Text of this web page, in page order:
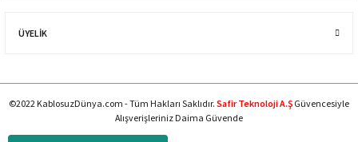
ÜYELİK
©2022 KablosuzDünya.com - Tüm Hakları Saklıdır. Safir Teknoloji A.Ş Güvencesiyle
Alışverişleriniz Daima Güvende